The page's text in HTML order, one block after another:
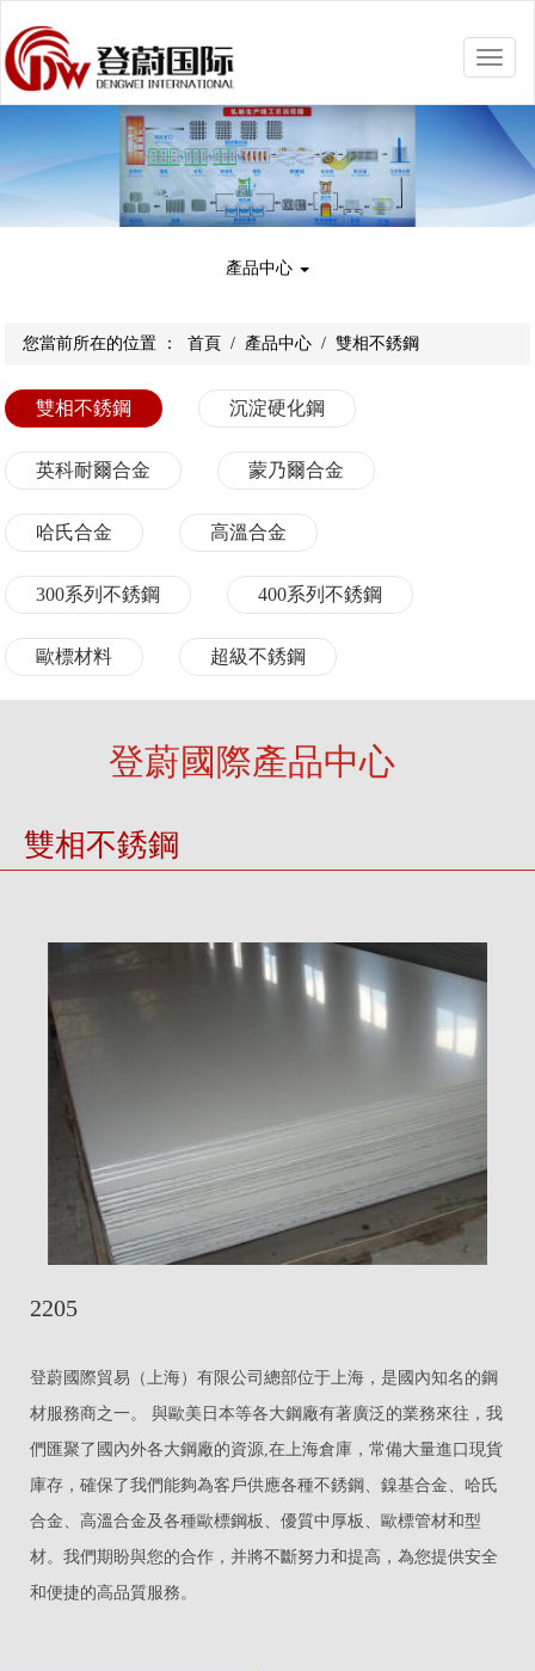
Toggle
產品中心
您當前所在的位置 ：首頁 / 產品中心 /雙相不銹鋼
雙相不銹鋼 沉淀硬化鋼
英科耐爾合金 蒙乃爾合金
哈氏合金 高溫合金
300系列不銹鋼 400系列不銹鋼
歐標材料 超級不銹鋼
登蔚國際產品中心
雙相不銹鋼
2205
登蔚國際貿易（上海）有限公司總部位于上海，是國內知名的鋼
材服務商之一。 與歐美日本等各大鋼廠有著廣泛的業務來往，我
們匯聚了國內外各大鋼廠的資源,在上海倉庫，常備大量進口現貨
庫存，確保了我們能夠為客戶供應各種不銹鋼、鎳基合金、哈氏
合金、高溫合金及各種歐標鋼板、優質中厚板、歐標管材和型
材。我們期盼與您的合作，并將不斷努力和提高，為您提供安全
和便捷的高品質服務。